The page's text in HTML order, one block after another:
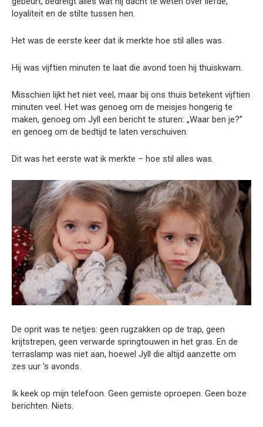
loyaliteit en de stilte tussen hen.
Het was de eerste keer dat ik merkte hoe stil alles was.
Hij was vijftien minuten te laat die avond toen hij thuiskwam.
Misschien lijkt het niet veel, maar bij ons thuis betekent vijftien
minuten veel. Het was genoeg om de meisjes hongerig te
maken, genoeg om Jyll een bericht te sturen: „Waar ben je?”
en genoeg om de bedtijd te laten verschuiven.
Dit was het eerste wat ik merkte – hoe stil alles was.
De oprit was te netjes: geen rugzakken op de trap, geen
krijtstrepen, geen verwarde springtouwen in het gras. En de
terraslamp was niet aan, hoewel Jyll die altijd aanzette om
zes uur ’s avonds.
Ik keek op mijn telefoon. Geen gemiste oproepen. Geen boze
berichten. Niets.